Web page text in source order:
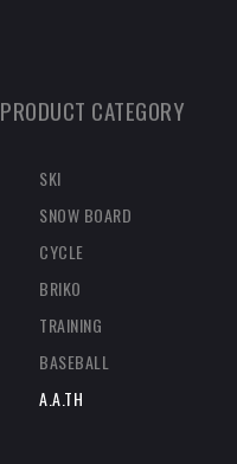
PRODUCT CATEGORY
SKI
SNOW BOARD
CYCLE
BRIKO
TRAINING
BASEBALL
A.A.TH